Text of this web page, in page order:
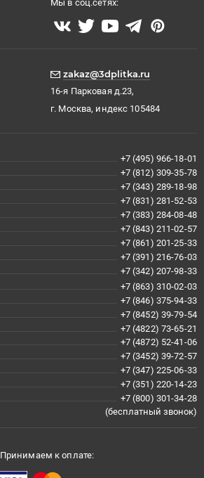
Мы в соц.сетях:
zakaz@3dplitka.ru
16-я Парковая д.23,
г. Москва, индекс 105484
+7 (495) 966-18-01
+7 (812) 309-35-78
+7 (343) 289-18-98
+7 (831) 281-52-53
+7 (383) 284-08-48
+7 (843) 211-02-57
+7 (861) 201-25-33
+7 (391) 216-76-03
+7 (342) 207-98-33
+7 (863) 310-02-03
+7 (846) 375-94-33
+7 (8452) 39-79-54
+7 (4822) 73-65-21
+7 (4872) 52-41-06
+7 (3452) 39-72-57
+7 (347) 225-06-33
+7 (351) 220-14-23
+7 (800) 301-34-28
(бесплатный звонок)
Принимаем к оплате: